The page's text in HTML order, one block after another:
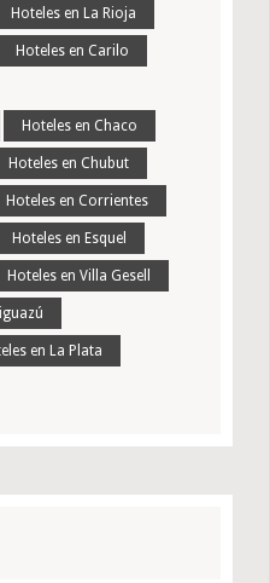
Hoteles en La Rioja
Hoteles en Carilo
Hoteles en Chaco
Hoteles en Chubut
Hoteles en Corrientes
Hoteles en Esquel
Hoteles en Villa Gesell
en La Plata